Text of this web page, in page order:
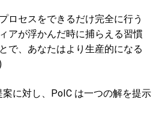
ロセスをできるだけ完全に行う
アが浮かんだ時に捕らえる習慣
で、あなたはより生産的になる
案に対し、PoIC は一つの解を提示